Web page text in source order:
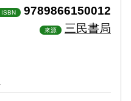
ISBN 9789866150012
來源 三民書局